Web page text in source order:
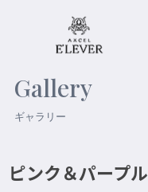
Gallery
ギャラリー
ピンク＆パープル